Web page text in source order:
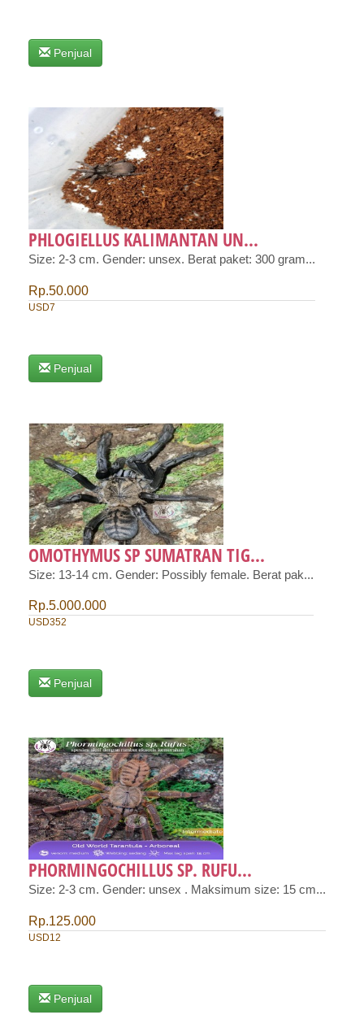
Penjual
PHLOGIELLUS KALIMANTAN UN...
Size: 2-3 cm. Gender: unsex. Berat paket: 300 gram...
Rp.50.000
USD7
Penjual
OMOTHYMUS SP SUMATRAN TIG...
Size: 13-14 cm. Gender: Possibly female. Berat pak...
Rp.5.000.000
USD352
Penjual
PHORMINGOCHILLUS SP. RUFU...
Size: 2-3 cm. Gender: unsex . Maksimum size: 15 cm...
Rp.125.000
USD12
Penjual